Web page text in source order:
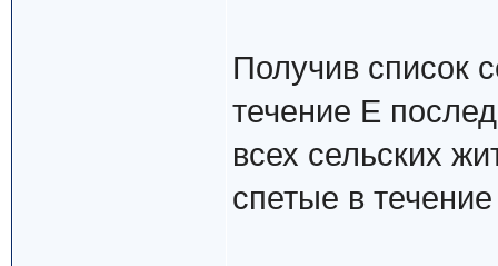
Получив список
течение E
всех сельских
спетые в